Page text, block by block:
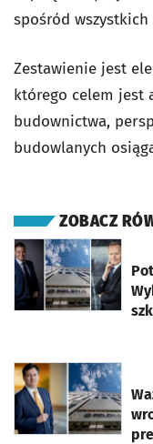
spośród
Zestawienie jest
którego celem jest
budownictwa,
budowlanych
ZOBACZ
otworzy się w nowej
otworzy się w nowej